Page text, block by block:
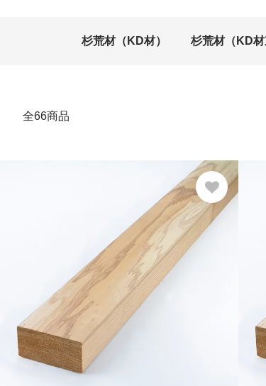
杉荒材（KD材） 杉荒材（KD材
全66商品